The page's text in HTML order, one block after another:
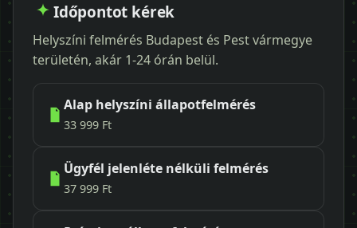
Időpontot kérek
Helyszíni felmérés Budapest és Pest vármegye
területén, akár 1-24 órán belül.
Alap helyszíni állapotfelmérés
33 999 Ft
Ügyfél jelenléte nélküli felmérés
37 999 Ft